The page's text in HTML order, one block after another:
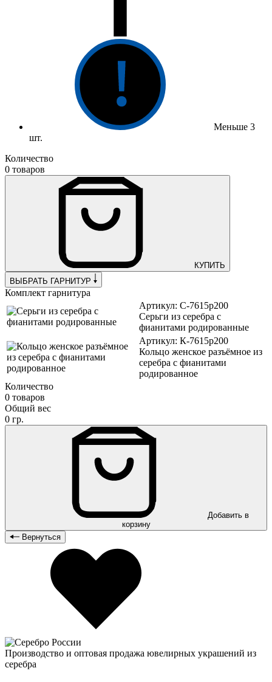
Меньше 3
шт.
Количество
0 товаров
КУПИТЬ
ВЫБРАТЬ ГАРНИТУР
Комплект гарнитура
Артикул: С-7615р200
Серьги из серебра с
фианитами родированные
Артикул: К-7615р200
Кольцо женское разъёмное из
серебра с фианитами
родированное
Количество
0 товаров
Общий вес
0 гр.
корзину
Вернуться
Производство и оптовая продажа ювелирных украшений из
серебра